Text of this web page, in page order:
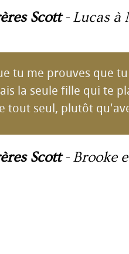
Scott- Lucas à
tu me prouves que
la seule fille qui te
tout seul, plutôt
Scott- Brooke